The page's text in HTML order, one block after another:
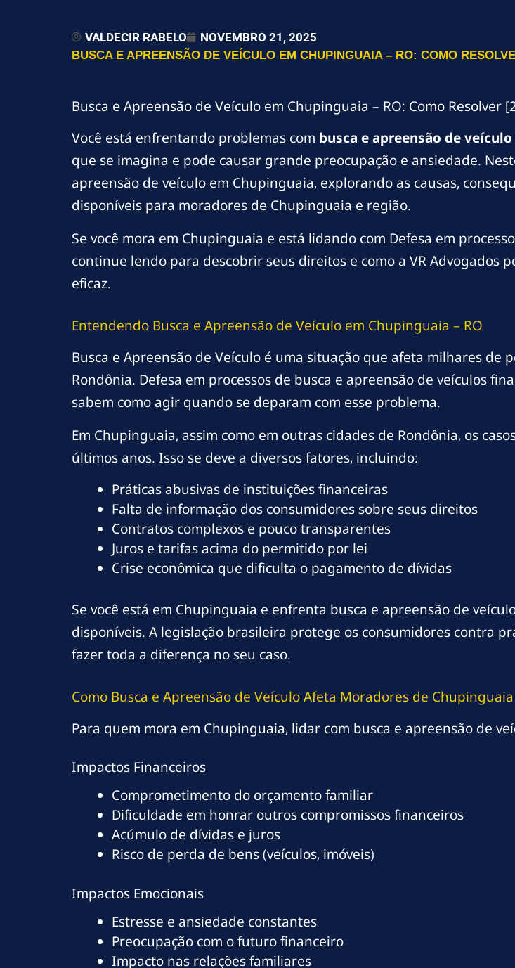
VALDECIR RABELO NOVEMBRO 21, 2025
BUSCA E APREENSÃO DE VEÍCULO EM CHUPINGUAIA – RO: COMO
Busca e Apreensão de Veículo em Chupinguaia – RO: Como Resolver
Você está enfrentando problemas com busca e apreensão de veículo
que se imagina e pode causar grande preocupação e ansiedade.
apreensão de veículo em Chupinguaia, explorando as causas,
disponíveis para moradores de Chupinguaia e região.
Se você mora em Chupinguaia e está lidando com Defesa em
continue lendo para descobrir seus direitos e como a VR Advogados
eficaz.
Entendendo Busca e Apreensão de Veículo em Chupinguaia – RO
Busca e Apreensão de Veículo é uma situação que afeta milhares de
Rondônia. Defesa em processos de busca e apreensão de veículos
sabem como agir quando se deparam com esse problema.
Em Chupinguaia, assim como em outras cidades de Rondônia, os
últimos anos. Isso se deve a diversos fatores, incluindo:
Práticas abusivas de instituições financeiras
Falta de informação dos consumidores sobre seus direitos
Contratos complexos e pouco transparentes
Juros e tarifas acima do permitido por lei
Crise econômica que dificulta o pagamento de dívidas
Se você está em Chupinguaia e enfrenta busca e apreensão de
disponíveis. A legislação brasileira protege os consumidores contra
fazer toda a diferença no seu caso.
Como Busca e Apreensão de Veículo Afeta Moradores de Chupinguaia
Para quem mora em Chupinguaia, lidar com busca e apreensão de
Impactos Financeiros
Comprometimento do orçamento familiar
Dificuldade em honrar outros compromissos financeiros
Acúmulo de dívidas e juros
Risco de perda de bens (veículos, imóveis)
Impactos Emocionais
Estresse e ansiedade constantes
Preocupação com o futuro financeiro
Impacto nas relações familiares